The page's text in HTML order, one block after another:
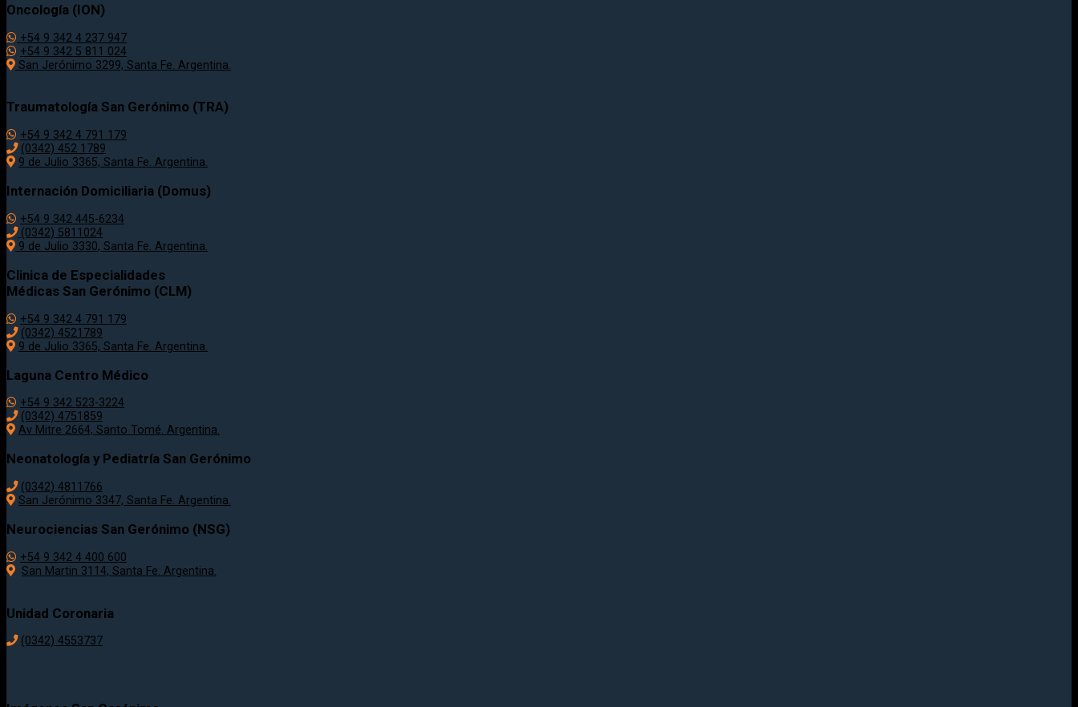
Oncología (ION)
+54 9 342 4 237 947
+54 9 342 5 811 024
San Jerónimo 3299, Santa Fe. Argentina.
Traumatología San Gerónimo (TRA)
+54 9 342 4 791 179
(0342) 452 1789
9 de Julio 3365, Santa Fe. Argentina.
Internación Domiciliaria (Domus)
+54 9 342 445-6234
(0342) 5811024
9 de Julio 3330, Santa Fe. Argentina.
Clinica de Especialidades
Médicas San Gerónimo (CLM)
+54 9 342 4 791 179
(0342) 4521789
9 de Julio 3365, Santa Fe. Argentina.
Laguna Centro Médico
+54 9 342 523-3224
(0342) 4751859
Av Mitre 2664, Santo Tomé. Argentina.
Neonatología y Pediatría San Gerónimo
(0342) 4811766
San Jerónimo 3347, Santa Fe. Argentina.
Neurociencias San Gerónimo (NSG)
+54 9 342 4 400 600
San Martin 3114, Santa Fe. Argentina.
Unidad Coronaria
(0342) 4553737